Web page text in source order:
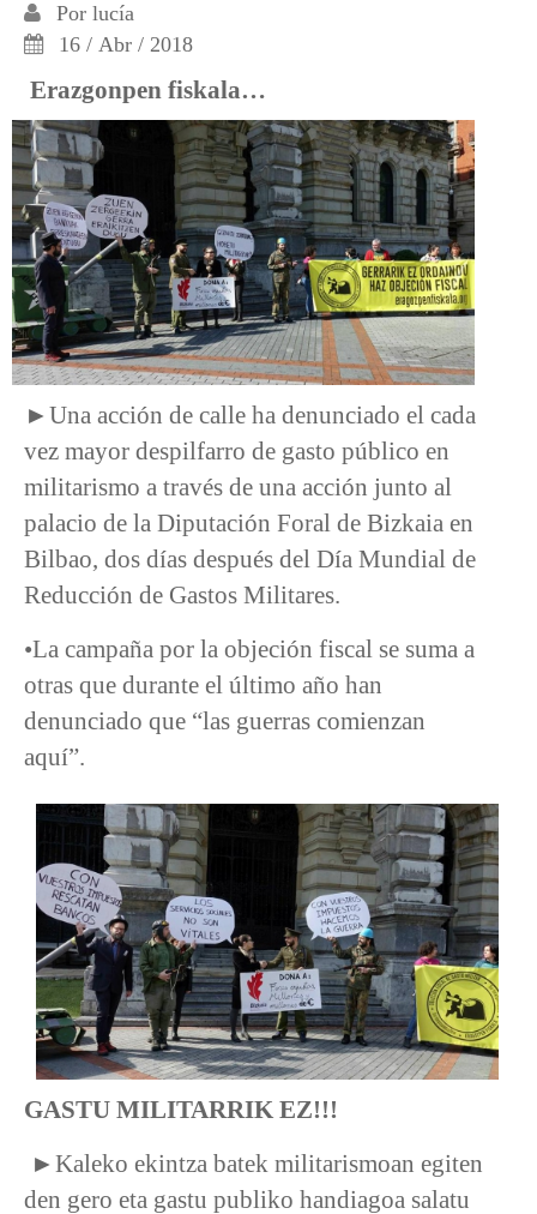
Por lucía
16 / Abr / 2018
Erazgonpen fiskala…
►Una acción de calle ha denunciado el cada
vez mayor despilfarro de gasto público en
militarismo a través de una acción junto al
palacio de la Diputación Foral de Bizkaia en
Bilbao, dos días después del Día Mundial de
Reducción de Gastos Militares.
•La campaña por la objeción fiscal se suma a
otras que durante el último año han
denunciado que “las guerras comienzan
aquí”.
GASTU MILITARRIK EZ!!!
►Kaleko ekintza batek militarismoan egiten
den gero eta gastu publiko handiagoa salatu